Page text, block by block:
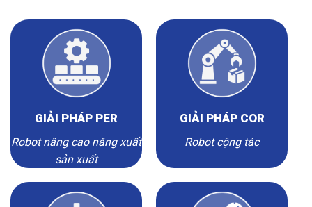
GIẢI PHÁP PER
Robot nâng cao năng xuất
sản xuất
GIẢI PHÁP COR
Robot cộng tác